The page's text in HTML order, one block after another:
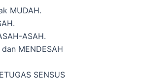
MUDAH.
ASAH.
MENDESAH
SENSUS